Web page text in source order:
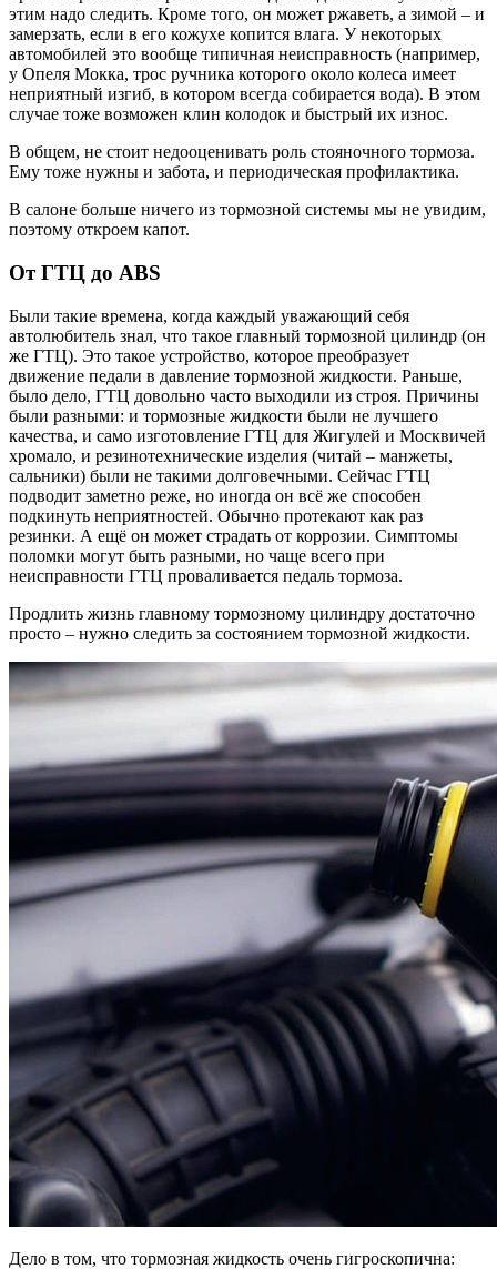
этим надо следить. Кроме того, он может ржаветь, а зимой – и
замерзать, если в его кожухе копится влага. У некоторых
автомобилей это вообще типичная неисправность (например,
у Опеля Мокка, трос ручника которого около колеса имеет
неприятный изгиб, в котором всегда собирается вода). В этом
случае тоже возможен клин колодок и быстрый их износ.
В общем, не стоит недооценивать роль стояночного тормоза.
Ему тоже нужны и забота, и периодическая профилактика.
В салоне больше ничего из тормозной системы мы не увидим,
поэтому откроем капот.
От ГТЦ до ABS
Были такие времена, когда каждый уважающий себя
автолюбитель знал, что такое главный тормозной цилиндр (он
же ГТЦ). Это такое устройство, которое преобразует
движение педали в давление тормозной жидкости. Раньше,
было дело, ГТЦ довольно часто выходили из строя. Причины
были разными: и тормозные жидкости были не лучшего
качества, и само изготовление ГТЦ для Жигулей и Москвичей
хромало, и резинотехнические изделия (читай – манжеты,
сальники) были не такими долговечными. Сейчас ГТЦ
подводит заметно реже, но иногда он всё же способен
подкинуть неприятностей. Обычно протекают как раз
резинки. А ещё он может страдать от коррозии. Симптомы
поломки могут быть разными, но чаще всего при
неисправности ГТЦ проваливается педаль тормоза.
Продлить жизнь главному тормозному цилиндру достаточно
просто – нужно следить за состоянием тормозной жидкости.
Дело в том, что тормозная жидкость очень гигроскопична: